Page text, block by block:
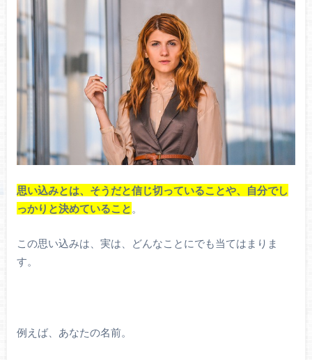
思い込みとは、そうだと信じ切っていることや、自分でし
っかりと決めていること 。
この思い込みは、実は、どんなことにでも当てはまりま
す。
例えば、あなたの名前。